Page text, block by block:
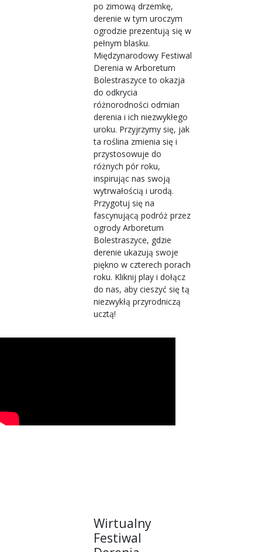
po zimową drzemkę,
derenie w tym uroczym
ogrodzie prezentują się w
pełnym blasku.
Międzynarodowy Festiwal
Derenia w Arboretum
Bolestraszyce to okazja
do odkrycia
różnorodności odmian
derenia i ich niezwykłego
uroku. Przyjrzymy się, jak
ta roślina zmienia się i
przystosowuje do
różnych pór roku,
inspirując nas swoją
wytrwałością i urodą.
Przygotuj się na
fascynującą podróż przez
ogrody Arboretum
Bolestraszyce, gdzie
derenie ukazują swoje
piękno w czterech porach
roku. Kliknij play i dołącz
do nas, aby cieszyć się tą
niezwykłą przyrodniczą
ucztą!
Wirtualny
Festiwal